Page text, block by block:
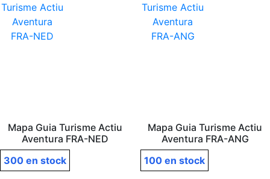
Mapa Guia Turisme Actiu
Aventura FRA-NED
300 en stock
Mapa Guia Turisme Actiu
Aventura FRA-ANG
100 en stock